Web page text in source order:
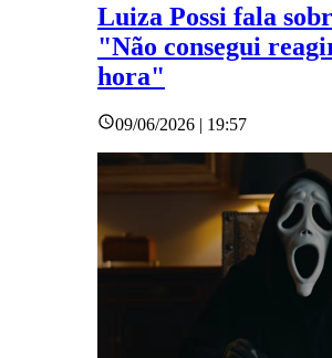
Luiza Possi fala
"Não consegui
hora"
09/06/2026 | 19:57